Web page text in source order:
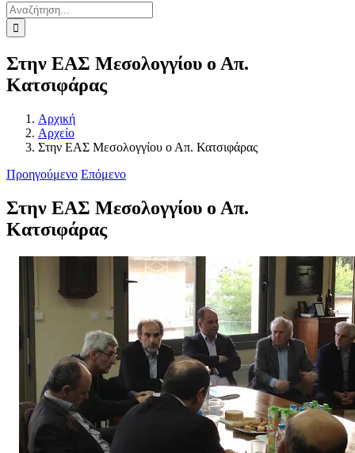
Αναζήτηση
για:
Στην ΕΑΣ Μεσολογγίου ο Απ.
Κατσιφάρας
Αρχική
Αρχείο
Στην ΕΑΣ Μεσολογγίου ο Απ. Κατσιφάρας
Προηγούμενο Επόμενο
Στην ΕΑΣ Μεσολογγίου ο Απ.
Κατσιφάρας